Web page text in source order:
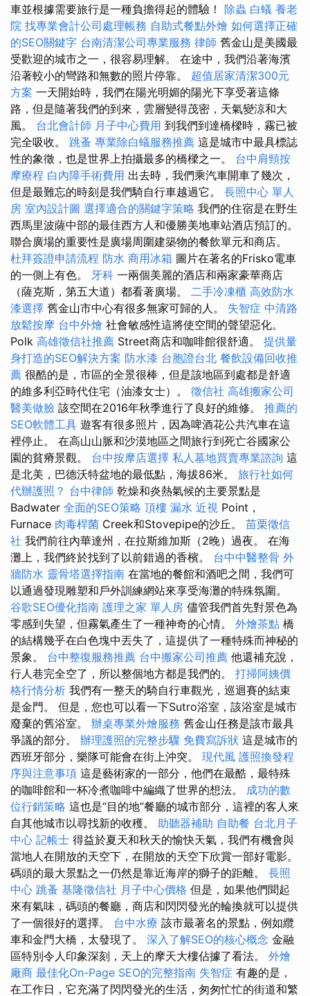
車並根據需要旅行是一種負擔得起的體驗！ 除蟲 白蟻 養老
院 找專業會計公司處理帳務 自助式餐點外燴 如何選擇正確
的SEO關鍵字 台南清潔公司專業服務 律師 舊金山是美國最
受歡迎的城市之一，很容易理解。 在途中，我們沿著海濱
沿著較小的彎路和無數的照片停靠。 超值居家清潔300元
方案 一天開始時，我們在陽光明媚的陽光下享受著這條
路，但是隨著我們的到來，雲層變得茂密，天氣變涼和大
風。 台北會計師 月子中心費用 到我們到達橋樑時，霧已被
完全吸收。 跳蚤 專業除白蟻服務推薦 這是城市中最具標誌
性的象徵，也是世界上拍攝最多的橋樑之一。 台中肩頸按
摩療程 白內障手術費用 出去時，我們乘汽車開車了幾次，
但是最難忘的時刻是我們騎自行車越過它。 長照中心 單人
房 室內設計圖 選擇適合的關鍵字策略 我們的住宿是在野生
西馬里波薩中部的最佳西方人和優勝美地車站酒店預訂的。
聯合廣場的重要性是廣場周圍建築物的餐飲單元和商店。
杜拜簽證申請流程 防水 商用冰箱 圖片在著名的Frisko電車
的一側上有色。 牙科 一兩個美麗的酒店和兩家豪華商店
（薩克斯，第五大道）都看著廣場。 二手冷凍櫃 高效防水
漆選擇 舊金山市中心有很多無家可歸的人。 失智症 中清路
放鬆按摩 台中外燴 社會敏感性這將使空間的聲望惡化。
Polk 高雄徵信社推薦 Street商店和咖啡館很舒適。 提供量
身打造的SEO解決方案 防水漆 台胞證台北 餐飲設備回收推
薦 很酷的是，市區的全景很棒，但是該地區到處都是舒適
的維多利亞時代住宅（油漆女士）。 徵信社 高雄搬家公司
醫美做臉 該空間在2016年秋季進行了良好的維修。 推薦的
SEO軟體工具 遊客有很多照片，因為啤酒花公共汽車在這
裡停止。 在高山山脈和沙漠地區之間旅行到死亡谷國家公
園的貧瘠景觀。 台中按摩店選擇 私人墓地買賣專業諮詢 這
是北美，巴德沃特盆地的最低點，海拔86米。 旅行社如何
代辦護照？ 台中律師 乾燥和炎熱氣候的主要景點是
Badwater 全面的SEO策略 頂樓 漏水 近視 Point，
Furnace 肉毒桿菌 Creek和Stovepipe的沙丘。 苗栗徵信
社 我們前往內華達州，在拉斯維加斯（2晚）過夜。 在海
灘上，我們終於找到了以前錯過的香檳。 台中中醫整骨 外
牆防水 靈骨塔選擇指南 在當地的餐館和酒吧之間，我們可
以通過發現雕塑和戶外訓練網站來享受海灘的特殊氛圍。
谷歌SEO優化指南 護理之家 單人房 儘管我們首先對景色為
零感到失望，但霧氣產生了一種神奇的心情。 外燴茶點 橋
的結構幾乎在白色塊中丟失了，這提供了一種特殊而神秘的
景象。 台中整復服務推薦 台中搬家公司推薦 他還補充說，
行人巷完全空了，所以整個地方都是我們的。 打掃阿姨價
格行情分析 我們有一整天的騎自行車觀光，巡迴賽的結束
是金門。 但是，您也可以看一下Sutro浴室，該浴室是城市
廢棄的舊浴室。 辦桌專業外燴服務 舊金山任務是該市最具
爭議的部分。 辦理護照的完整步驟 免費寫訴狀 這是城市的
西班牙部分，樂隊可能會在街上沖突。 現代風 護照換發程
序與注意事項 這是藝術家的一部分，他們在最酷，最特殊
的咖啡館和一杯冷煮咖啡中編織了世界的想法。 成功的數
位行銷策略 這也是“目的地”餐廳的城市部分，這裡的客人來
自其他城市以尋找新的收穫。 助聽器補助 自助餐 台北月子
中心 記帳士 得益於夏天和秋天的愉快天氣，我們有機會與
當地人在開放的天空下，在開放的天空下欣賞一部好電影。
碼頭的最大景點之一仍然是靠近海岸的獅子的距離。 長照
中心 跳蚤 基隆徵信社 月子中心價格 但是，如果他們聞起
來有氣味，碼頭的餐廳，商店和閃閃發光的輪換就可以提供
了一個很好的選擇。 台中水療 該市最著名的景點，例如纜
車和金門大橋，太發現了。 深入了解SEO的核心概念 金融
區特別令人印象深刻，天上的摩天大樓佔據了看法。 外燴
廠商 最佳化On-Page SEO的完整指南 失智症 有趣的是，
在工作日，它充滿了閃閃發光的生活，匆匆忙忙的街道和繁